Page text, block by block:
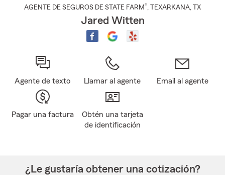
AGENTE DE SEGUROS DE STATE FARM®, TEXARKANA, TX
Jared Witten
Agente de texto Llamar al agente Email al agente
Pagar una factura
Obtén una tarjeta
de identificación
¿Le gustaría obtener una cotización?